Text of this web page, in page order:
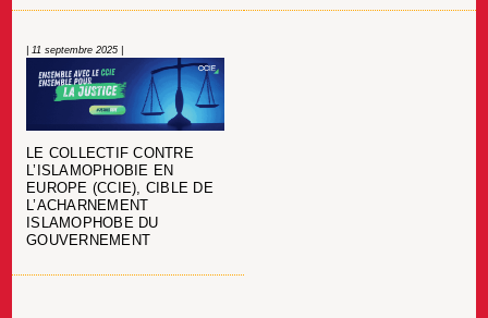
| 11 septembre 2025 |
LE COLLECTIF CONTRE
L’ISLAMOPHOBIE EN
EUROPE (CCIE), CIBLE DE
L’ACHARNEMENT
ISLAMOPHOBE DU
GOUVERNEMENT